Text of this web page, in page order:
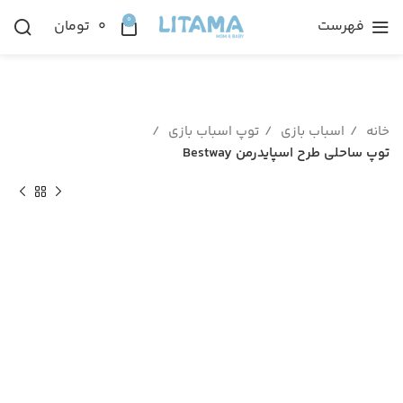
فهرست 0 ۰ تومان
خانه اسباب بازی
توپ اسباب بازی
توپ ساحلی طرح اسپایدرمن Bestway